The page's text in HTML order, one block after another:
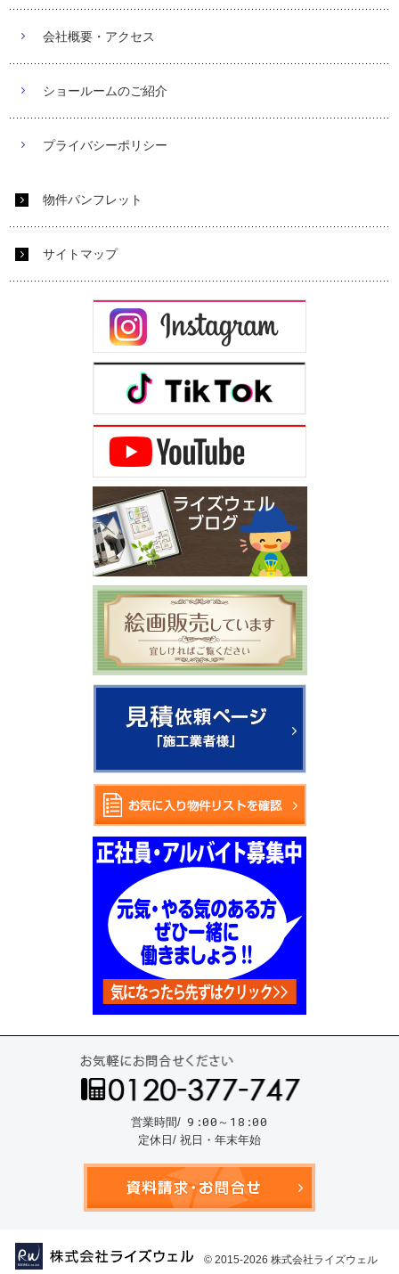
会社概要・アクセス
ショールームのご紹介
プライバシーポリシー
物件パンフレット
サイトマップ
営業時間/ 9:00～18:00
定休日/ 祝日・年末年始
© 2015-2026 株式会社ライズウェル